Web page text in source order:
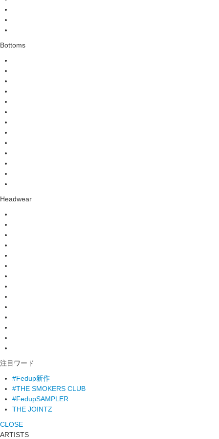
Bottoms
Headwear
注目ワード
#Fedup新作
#THE SMOKERS CLUB
#FedupSAMPLER
THE JOINTZ
CLOSE
ARTISTS